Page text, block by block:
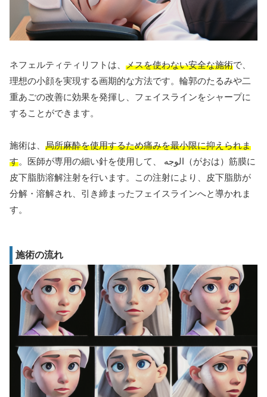
ネフェルティティリフトは、 メスを使わない安全な施術で、
理想の小顔を実現する画期的な方法です。輪郭のたるみや二
重あごの改善に効果を発揮し、フェイスラインをシャープに
することができます。
施術は、 局所麻酔を使用するため痛みを最小限に抑えられま
す。医師が専用の細い針を使用して、 الوجه（がおは）筋膜に
皮下脂肪溶解注射を行います。この注射により、皮下脂肪が
分解・溶解され、引き締まったフェイスラインへと導かれま
す。
施術の流れ